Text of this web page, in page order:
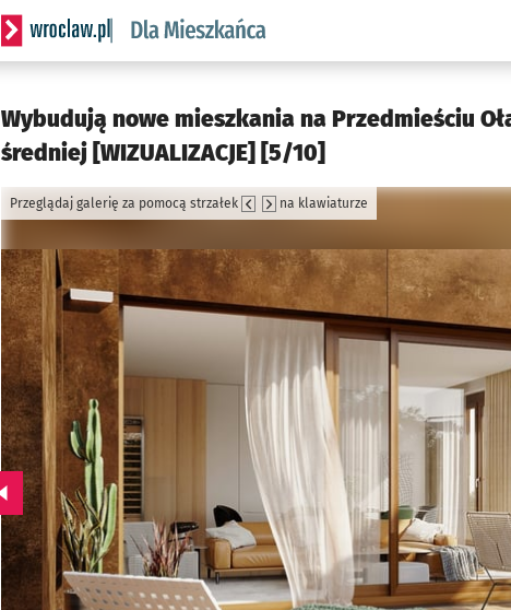
Serwis informacyjny wroclaw.pl podserwis: Dla mieszkańca
Wybudują nowe mieszkania na Przedmieściu
średniej [WIZUALIZACJE] [5/10]
Przeglądaj galerię za pomocą strzałek na klawiaturze
Przejdź do poprzedniego zdjęcia.